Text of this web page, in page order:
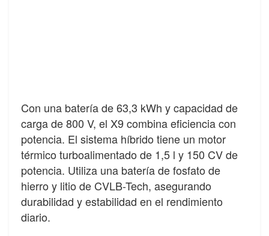
Con una batería de 63,3 kWh y capacidad de
carga de 800 V, el X9 combina eficiencia con
potencia. El sistema híbrido tiene un motor
térmico turboalimentado de 1,5 l y 150 CV de
potencia. Utiliza una batería de fosfato de
hierro y litio de CVLB-Tech, asegurando
durabilidad y estabilidad en el rendimiento
diario.